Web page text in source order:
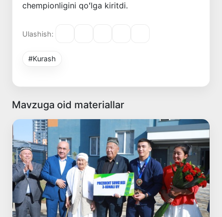
chempionligini qoʻlga kiritdi.
Ulashish:
#Kurash
Mavzuga oid materiallar